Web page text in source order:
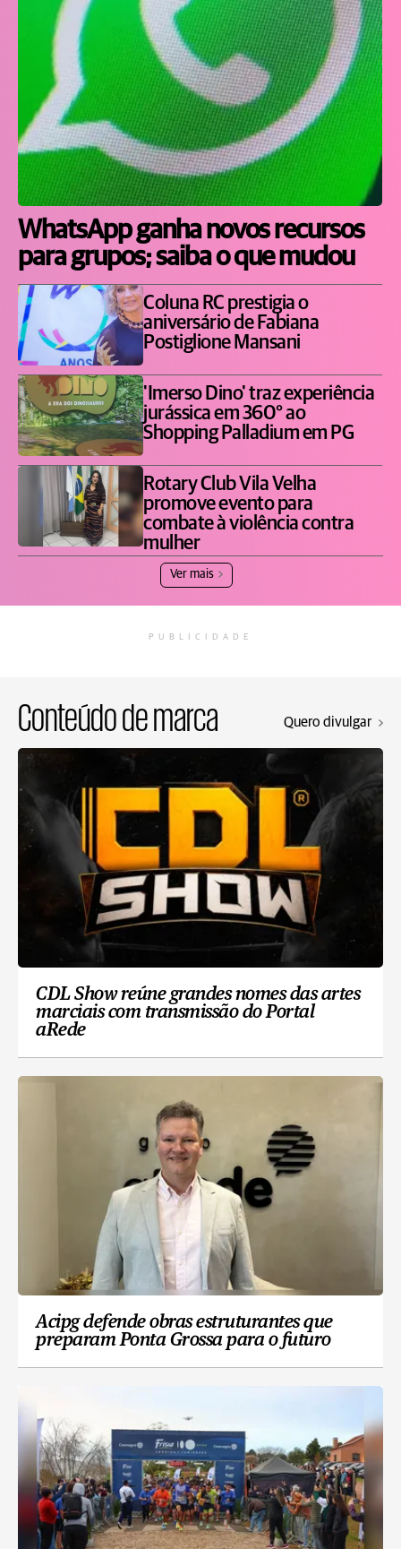
WhatsApp ganha novos recursos
para grupos; saiba o que mudou
Coluna RC prestigia o
aniversário de Fabiana
Postiglione Mansani
'Imerso Dino' traz experiência
jurássica em 360° ao
Shopping Palladium em PG
Rotary Club Vila Velha
promove evento para
combate à violência contra
mulher
Ver mais
PUBLICIDADE
Conteúdo de marca Quero divulgar
CDL Show reúne grandes nomes das artes
marciais com transmissão do Portal
aRede
Acipg defende obras estruturantes que
preparam Ponta Grossa para o futuro